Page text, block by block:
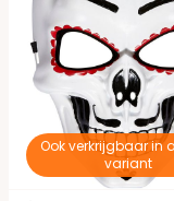
Ook verkrijgbaar in
variant